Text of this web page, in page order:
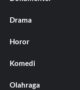
Drama
Horor
Komedi
Olahraga